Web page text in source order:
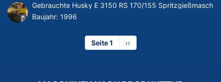
Gebrauchte Husky E 3150 RS 170/155
Baujahr: 1996
Seite 1
Nächste
Seite
››